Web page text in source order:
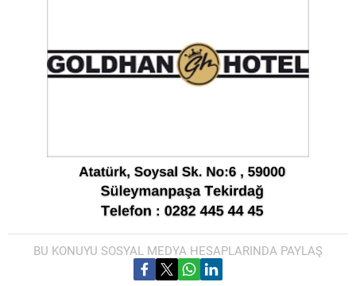
BU KONUYU SOSYAL MEDYA HESAPLARINDA PAYLAŞ